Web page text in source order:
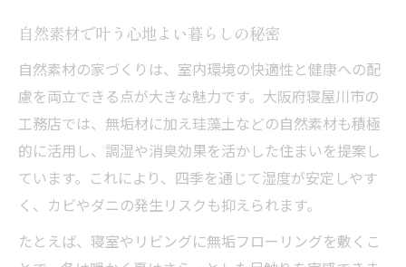
長持ちする無垢材のメンテナンス術
自然素材で叶う心地よい暮らしの秘密
自然素材の家づくりは、室内環境の快適性と健康への配
慮を両立できる点が大きな魅力です。大阪府寝屋川市の
工務店では、無垢材に加え珪藻土などの自然素材も積極
的に活用し、調湿や消臭効果を活かした住まいを提案し
ています。これにより、四季を通じて湿度が安定しやす
く、カビやダニの発生リスクも抑えられます。
たとえば、寝室やリビングに無垢フローリングを敷くこ